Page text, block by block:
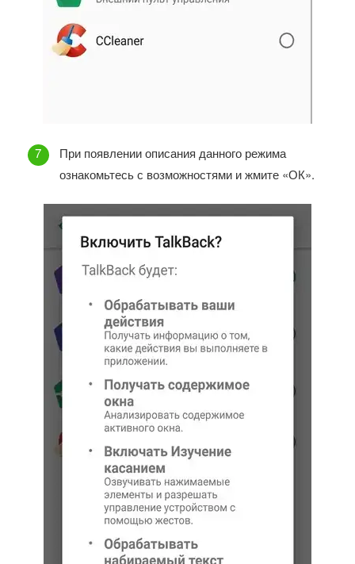
При появлении описания данного режима
ознакомьтесь с возможностями и жмите «ОК».